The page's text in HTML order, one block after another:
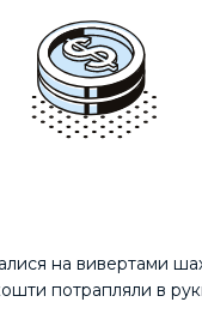
на вивертами
потрапляли в